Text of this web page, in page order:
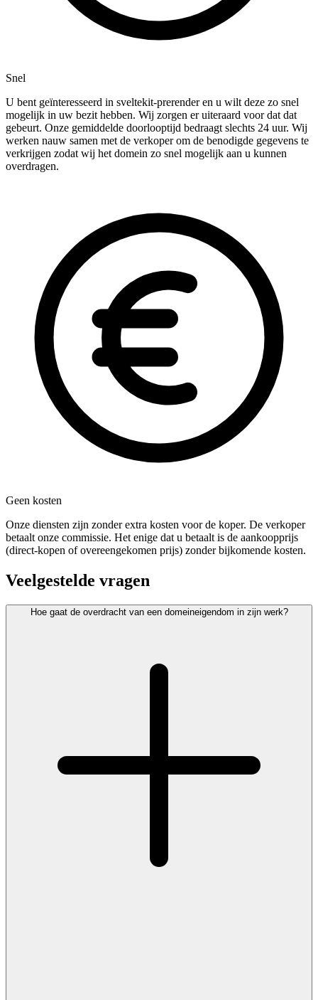
Snel
U bent geïnteresseerd in sveltekit-prerender en u wilt deze zo snel
mogelijk in uw bezit hebben. Wij zorgen er uiteraard voor dat dat
gebeurt. Onze gemiddelde doorlooptijd bedraagt slechts 24 uur. Wij
werken nauw samen met de verkoper om de benodigde gegevens te
verkrijgen zodat wij het domein zo snel mogelijk aan u kunnen
overdragen.
Geen kosten
Onze diensten zijn zonder extra kosten voor de koper. De verkoper
betaalt onze commissie. Het enige dat u betaalt is de aankoopprijs
(direct-kopen of overeengekomen prijs) zonder bijkomende kosten.
Veelgestelde vragen
Hoe gaat de overdracht van een domeineigendom in zijn werk?